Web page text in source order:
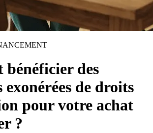
bénéficier des
exonérées de droits
pour votre achat
?